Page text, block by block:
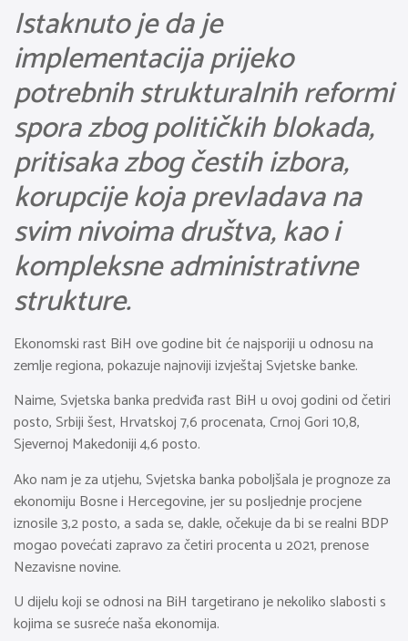
Istaknuto je da je
implementacija prijeko
potrebnih strukturalnih reformi
spora zbog političkih blokada,
pritisaka zbog čestih izbora,
korupcije koja prevladava na
svim nivoima društva, kao i
kompleksne administrativne
strukture.
Ekonomski rast BiH ove godine bit će najsporiji u odnosu na
zemlje regiona, pokazuje najnoviji izvještaj Svjetske banke.
Naime, Svjetska banka predviđa rast BiH u ovoj godini od četiri
posto, Srbiji šest, Hrvatskoj 7,6 procenata, Crnoj Gori 10,8,
Sjevernoj Makedoniji 4,6 posto.
Ako nam je za utjehu, Svjetska banka poboljšala je prognoze za
ekonomiju Bosne i Hercegovine, jer su posljednje procjene
iznosile 3,2 posto, a sada se, dakle, očekuje da bi se realni BDP
mogao povećati zapravo za četiri procenta u 2021, prenose
Nezavisne novine.
U dijelu koji se odnosi na BiH targetirano je nekoliko slabosti s
kojima se susreće naša ekonomija.